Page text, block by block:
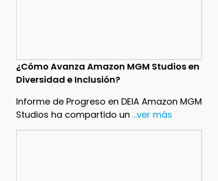
¿Cómo Avanza Amazon MGM Studios en
Diversidad e Inclusión?
Informe de Progreso en DEIA Amazon MGM
Studios ha compartido un ...ver más